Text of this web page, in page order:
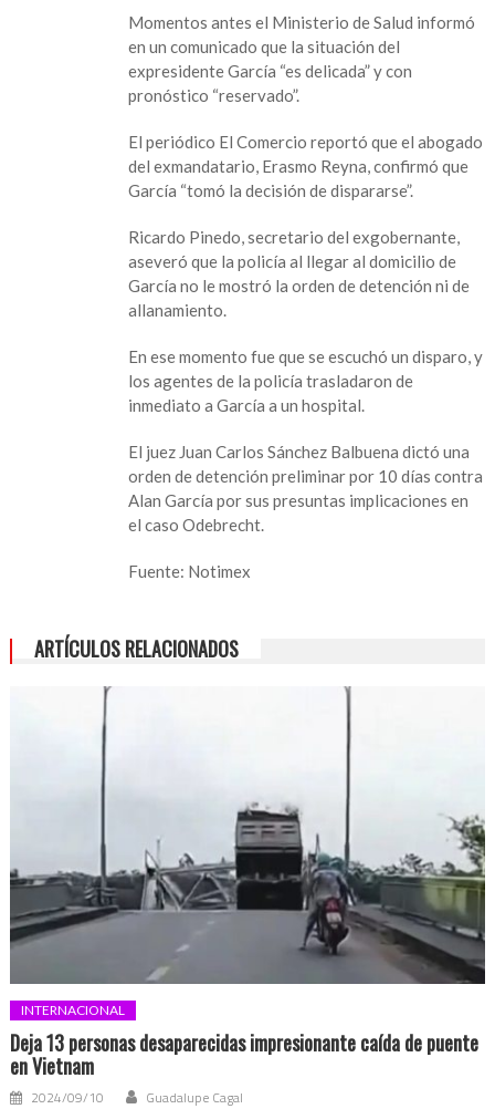
Momentos antes el Ministerio de Salud informó
en un comunicado que la situación del
expresidente García “es delicada” y con
pronóstico “reservado”.
El periódico El Comercio reportó que el abogado
del exmandatario, Erasmo Reyna, confirmó que
García “tomó la decisión de dispararse”.
Ricardo Pinedo, secretario del exgobernante,
aseveró que la policía al llegar al domicilio de
García no le mostró la orden de detención ni de
allanamiento.
En ese momento fue que se escuchó un disparo, y
los agentes de la policía trasladaron de
inmediato a García a un hospital.
El juez Juan Carlos Sánchez Balbuena dictó una
orden de detención preliminar por 10 días contra
Alan García por sus presuntas implicaciones en
el caso Odebrecht.
Fuente: Notimex
ARTÍCULOS RELACIONADOS
INTERNACIONAL
Deja 13 personas desaparecidas impresionante caída de puente
en Vietnam
2024/09/10 Guadalupe Cagal